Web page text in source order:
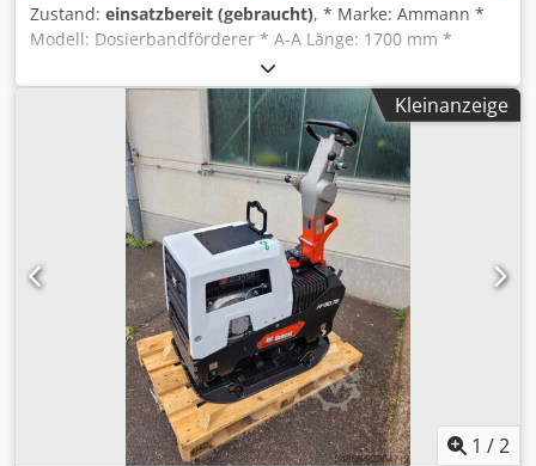
Zustand: einsatzbereit (gebraucht), * Marke: Ammann *
Modell: Dosierbandförderer * A-A Länge: 1700 mm *
Bandbreite: 650 mm Credpfx Asywm I Nof Eef * Antrieb:
1,5 kW Getriebemotor * Auf Lager: 6 Stück.
Kleinanzeige
1 /2